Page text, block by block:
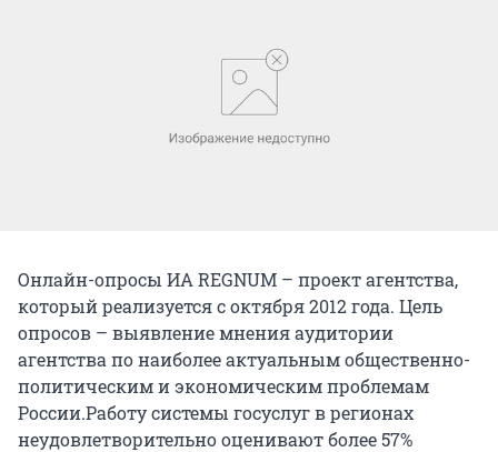
Онлайн-опросы ИА REGNUM – проект агентства,
который реализуется с октября 2012 года. Цель
опросов – выявление мнения аудитории
агентства по наиболее актуальным общественно-
политическим и экономическим проблемам
России.Работу системы госуслуг в регионах
неудовлетворительно оценивают более 57%